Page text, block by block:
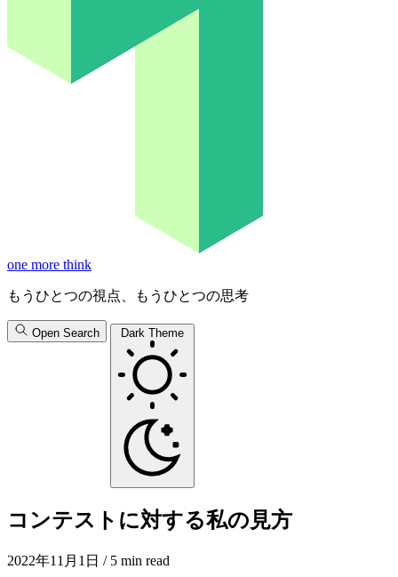
one more think
もうひとつの視点、もうひとつの思考
Open Search Dark Theme
コンテストに対する私の見方
2022年11月1日 / 5 min read